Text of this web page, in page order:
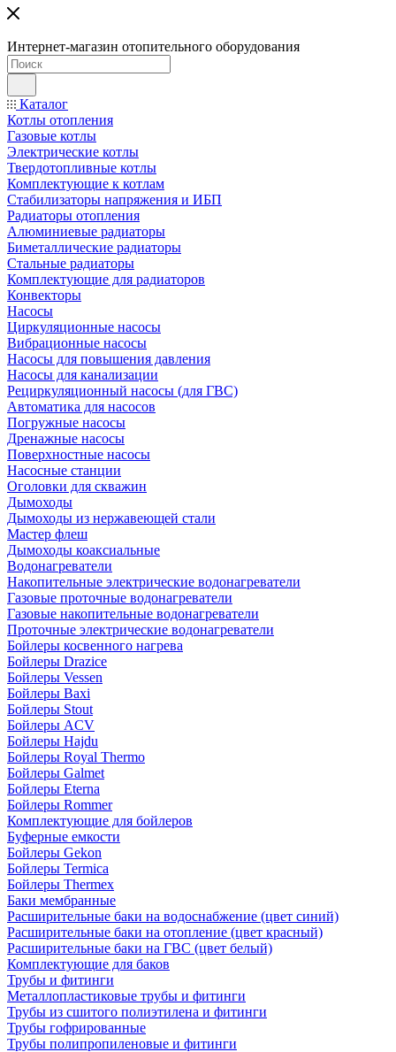
Интернет-магазин отопительного оборудования
Каталог
Котлы отопления
Газовые котлы
Электрические котлы
Твердотопливные котлы
Комплектующие к котлам
Стабилизаторы напряжения и ИБП
Радиаторы отопления
Алюминиевые радиаторы
Биметаллические радиаторы
Стальные радиаторы
Комплектующие для радиаторов
Конвекторы
Насосы
Циркуляционные насосы
Вибрационные насосы
Насосы для повышения давления
Насосы для канализации
Рециркуляционный насосы (для ГВС)
Автоматика для насосов
Погружные насосы
Дренажные насосы
Поверхностные насосы
Насосные станции
Оголовки для скважин
Дымоходы
Дымоходы из нержавеющей стали
Мастер флеш
Дымоходы коаксиальные
Водонагреватели
Накопительные электрические водонагреватели
Газовые проточные водонагреватели
Газовые накопительные водонагреватели
Проточные электрические водонагреватели
Бойлеры косвенного нагрева
Бойлеры Drazice
Бойлеры Vessen
Бойлеры Baxi
Бойлеры Stout
Бойлеры ACV
Бойлеры Hajdu
Бойлеры Royal Thermo
Бойлеры Galmet
Бойлеры Eterna
Бойлеры Rommer
Комплектующие для бойлеров
Буферные емкости
Бойлеры Gekon
Бойлеры Termica
Бойлеры Thermex
Баки мембранные
Расширительные баки на водоснабжение (цвет синий)
Расширительные баки на отопление (цвет красный)
Расширительные баки на ГВС (цвет белый)
Комплектующие для баков
Трубы и фитинги
Металлопластиковые трубы и фитинги
Трубы из сшитого полиэтилена и фитинги
Трубы гофрированные
Трубы полипропиленовые и фитинги